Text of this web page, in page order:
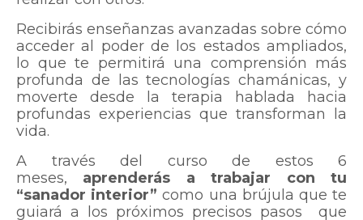
Recibirás enseñanzas avanzadas sobre cómo
acceder al poder de los estados ampliados,
lo que te permitirá una comprensión más
profunda de las tecnologías chamánicas, y
moverte desde la terapia hablada hacia
profundas experiencias que transforman la
vida.
A través del curso de estos 6
meses, aprenderás a trabajar con tu
“sanador interior”como una brújula que te
guiará a los próximos precisos pasos que